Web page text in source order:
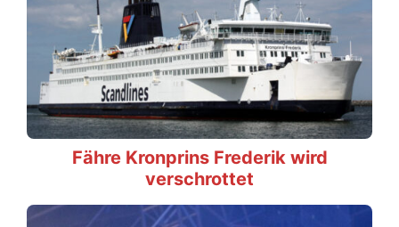
Fähre Kronprins Frederik wird
verschrottet